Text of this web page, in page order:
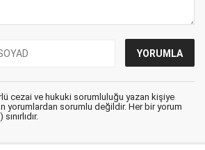
cezai ve hukuki sorumluluğu yazan kişiye
yorumlardan sorumlu değildir. Her bir yorum